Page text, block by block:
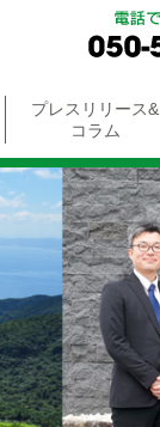
プレスリリース&
コラム